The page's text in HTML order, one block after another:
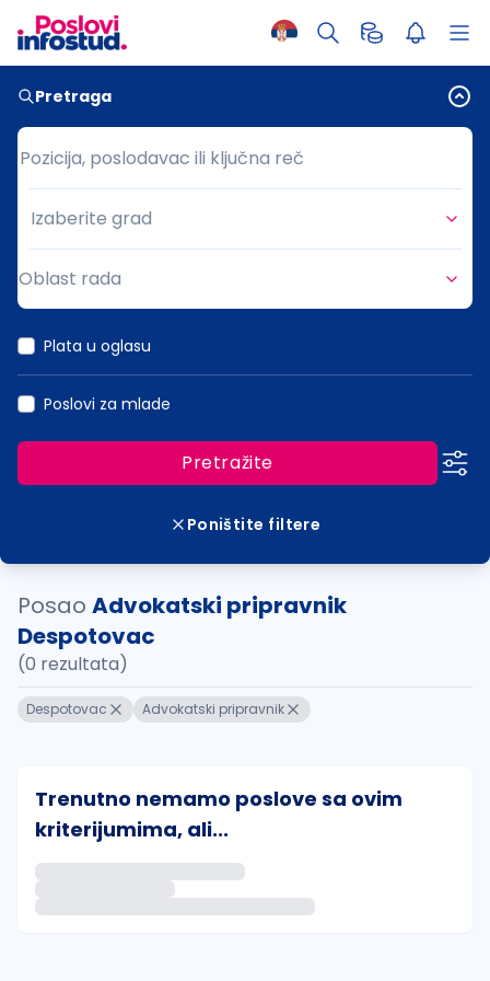
Pretraga
Pozicija, poslodavac ili ključna reč
Pozicija, poslodavac ili ključna reč
Grad
Izaberite grad
Oblast rada
Plata u oglasu
Poslovi za mlade
Pretražite
Poništite filtere
Posao Advokatski pripravnik
Despotovac
(0 rezultata)
Despotovac Advokatski pripravnik
Trenutno nemamo poslove sa ovim
kriterijumima, ali...